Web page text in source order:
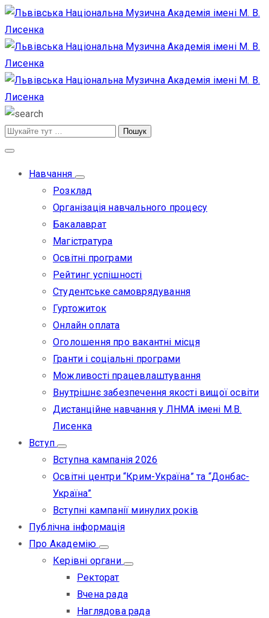
Навчання
Розклад
Організація навчального процесу
Бакалаврат
Магістратура
Освітні програми
Рейтинг успішності
Студентське самоврядування
Гуртожиток
Онлайн оплата
Оголошення про вакантні місця
Гранти і соціальні програми
Можливості працевлаштування
Внутрішнє забезпечення якості вищої освіти
Дистанційне навчання у ЛНМА імені М.В.
Лисенка
Вступ
Вступна кампанія 2026
Освітні центри “Крим-Україна” та “Донбас-
Україна”
Вступні кампанії минулих років
Публічна інформація
Про Академію
Керівні органи
Ректорат
Вчена рада
Наглядова рада